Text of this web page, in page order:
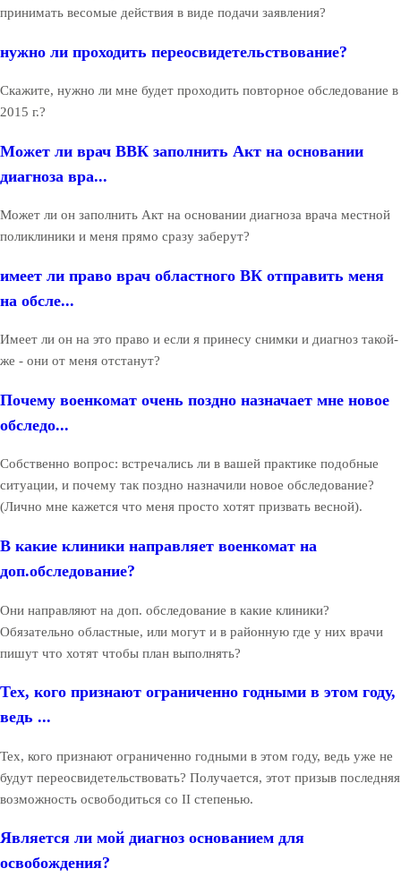
принимать весомые действия в виде подачи заявления?
нужно ли проходить переосвидетельствование?
Скажите, нужно ли мне будет проходить повторное обследование в
2015 г.?
Может ли врач ВВК заполнить Акт на основании
диагноза вра...
Может ли он заполнить Акт на основании диагноза врача местной
поликлиники и меня прямо сразу заберут?
имеет ли право врач областного ВК отправить меня
на обсле...
Имеет ли он на это право и если я принесу снимки и диагноз такой-
же - они от меня отстанут?
Почему военкомат очень поздно назначает мне новое
обследо...
Собственно вопрос: встречались ли в вашей практике подобные
ситуации, и почему так поздно назначили новое обследование?
(Лично мне кажется что меня просто хотят призвать весной).
В какие клиники направляет военкомат на
доп.обследование?
Они направляют на доп. обследование в какие клиники?
Обязательно областные, или могут и в районную где у них врачи
пишут что хотят чтобы план выполнять?
Тех, кого признают ограниченно годными в этом году,
ведь ...
Тех, кого признают ограниченно годными в этом году, ведь уже не
будут переосвидетельствовать? Получается, этот призыв последняя
возможность освободиться со II степенью.
Является ли мой диагноз основанием для
освобождения?